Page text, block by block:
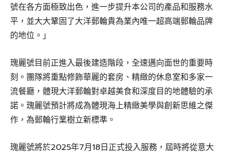
號在各方面極致出色，進一步提升本公司的產品和服務水
平，並大大鞏固了大洋郵輪貴為業內唯一超高端郵輪品牌
的地位。」
瑰麗號目前正進入最後建造階段，全速邁向面世的重要時
刻。團隊將重點修飾華麗的套房、精緻的休息室和多家一
流餐廳，體現大洋郵輪對卓越美食和深度目的地體驗的承
諾。瑰麗號預計將成為體現海上精緻美學與創新思維之傑
作，為郵輪行業樹立新標準。
瑰麗號將於2025年7月18日正式投入服務，屆時將從意大